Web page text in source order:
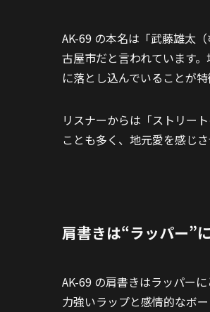
AK-69 の本名は「武藤雄太
古屋市だと言われています
に落とし込んでいることが
リスナーからは「ストリー
ことも多く、地元愛を感じ
肩書きは“ラッパー”
AK-69 の肩書きはラッパー
力強いラップと感情的なボ